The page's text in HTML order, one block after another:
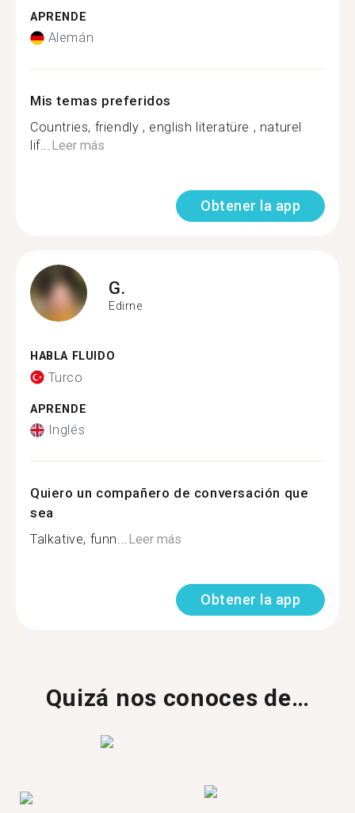
APRENDE
Alemán
Mis temas preferidos
Countries, friendly , english literatüre , naturel
lif...Leer más
Obtener la app
G.
Edirne
HABLA FLUIDO
Turco
APRENDE
Inglés
Quiero un compañero de conversación que
sea
Talkative, funn...Leer más
Obtener la app
Quizá nos conoces de…